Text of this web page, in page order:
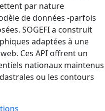
par nature
de données -parfois
SOGEFI a construit
adaptées à une
Ces API offrent un
nationaux maintenus
ou les contours